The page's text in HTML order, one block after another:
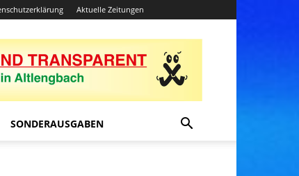
Aktuelle Zeitungen
SONDERAUSGABEN